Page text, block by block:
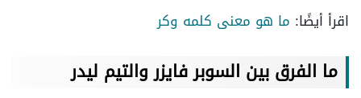
اقرأ أيضًا: ما هو معنى كلمه وكر
ما الفرق بين السوبر فايزر والتيم ليدر